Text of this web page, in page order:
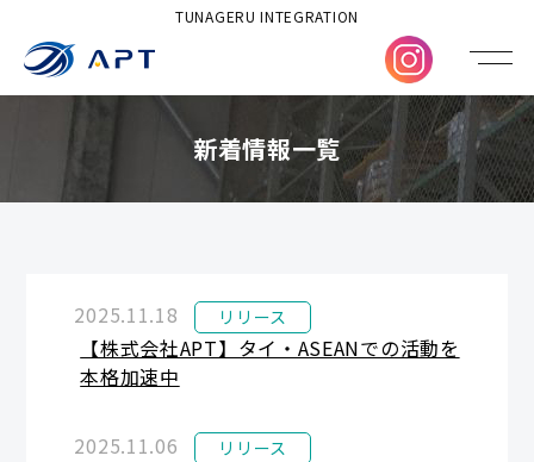
TUNAGERU INTEGRATION
新着情報一覧
2025.11.18 リリース
【株式会社APT】タイ・ASEANでの活動を
本格加速中
2025.11.06 リリース